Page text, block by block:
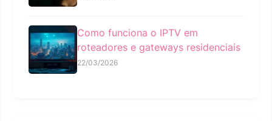
Como funciona o IPTV em
roteadores e gateways residenciais
22/03/2026